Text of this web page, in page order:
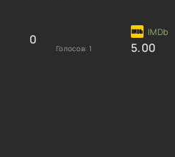
0
Голосов: 1 5.00